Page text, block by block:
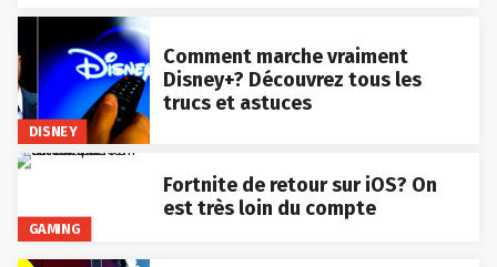
DISNEY
Comment marche vraiment
Disney+? Découvrez tous les
trucs et astuces
GAMING
Fortnite de retour sur iOS? On
est très loin du compte